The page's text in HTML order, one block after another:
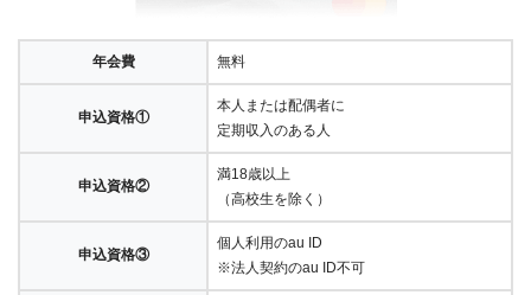
年会費 無料
申込資格①
本人または配偶者に
定期収入のある人
申込資格②
満18歳以上
（高校生を除く）
申込資格③
個人利用のau ID
※法人契約のau ID不可